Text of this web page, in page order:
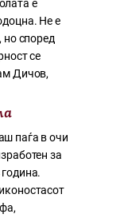
е
Не е
но според
се
Дичов,
паѓа в очи
за